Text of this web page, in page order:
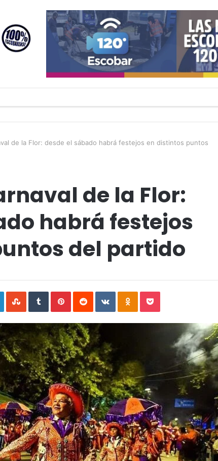
de la Flor: desde el sábado habrá festejos en distintos puntos
de la Flor:
habrá festejos
del partido
LinkedInStumbleUpon
TumblrPinterestReddit VKontakteOdnoklassniki
Pocket